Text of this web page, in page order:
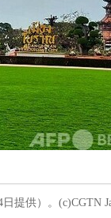
提供）。(c)CGTN